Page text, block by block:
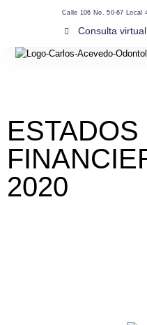
Calle 106 No. 50-67 Local
Consulta virtual
ESTADOS
2020